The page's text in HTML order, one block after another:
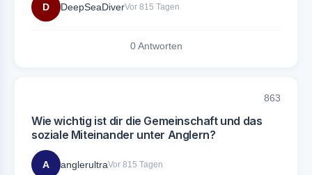
D DeepSeaDiverVor 815 Tagen
0 Antworten
863
Wie wichtig ist dir die Gemeinschaft und das
soziale Miteinander unter Anglern?
A anglerultraVor 815 Tagen